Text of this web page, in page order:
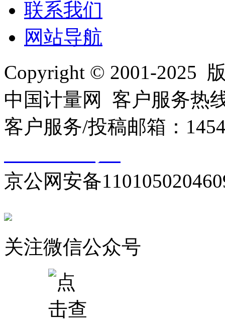
联系我们
网站导航
Copyright © 2001-2025
中国计量网 客户服务热
客户服务/投稿邮箱：
京公网安备
关注微信公众号